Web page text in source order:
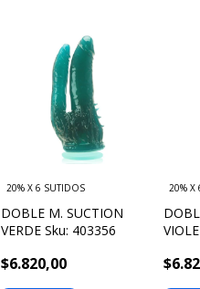
DOBLE M. SUCTION
VERDE Sku: 403356
$6.820,00
20% X 6 SUTIDOS 20% X